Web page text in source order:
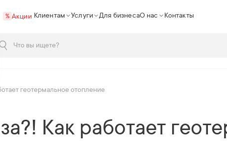
% Акции Клиентам Услуги Для бизнесаО нас Контакты
геотермальное отопление
Как работает